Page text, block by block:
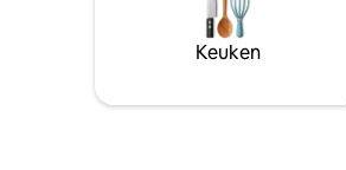
BALTOLU. Er kunnen
gemaakt op het Limbara-
1360 meter. Op 10 km afstand
kurkmuseum en de
Keuken